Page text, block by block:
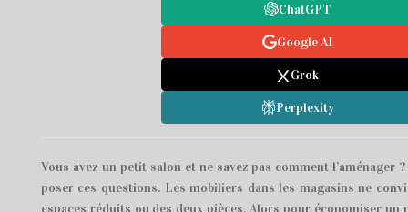
ChatGPT
Google AI
Grok
Perplexity
Vous avez un petit salon et ne savez pas comment l’aménager
poser ces questions. Les mobiliers dans les magasins ne
espaces réduits ou des deux pièces. Alors pour économiser un